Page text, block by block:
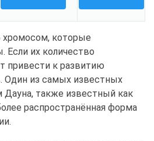
хромосом, которые
Если их количество
привести к развитию
Один из самых известных
также известный как
распространённая форма